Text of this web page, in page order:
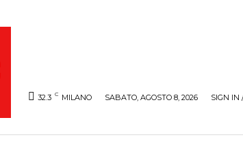
32.3 C MILANO SABATO, AGOSTO 8, 2026 SIGN IN